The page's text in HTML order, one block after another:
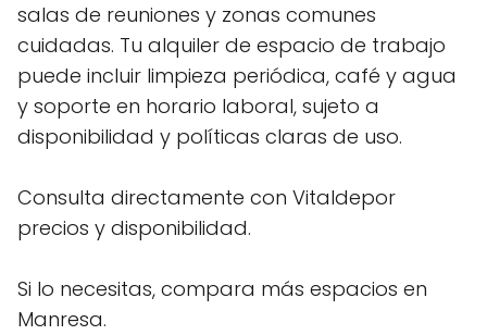
salas de reuniones y zonas comunes
cuidadas. Tu alquiler de espacio de trabajo
puede incluir limpieza periódica, café y agua
y soporte en horario laboral, sujeto a
disponibilidad y políticas claras de uso.
Consulta directamente con Vitaldepor
precios y disponibilidad.
Si lo necesitas, compara más espacios en
Manresa.